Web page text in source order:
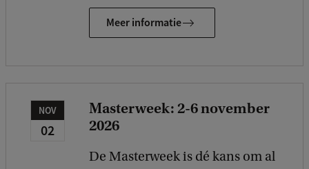
Meer informatie
NOV
02
Masterweek: 2-6 november
2026
De Masterweek is dé kans om al